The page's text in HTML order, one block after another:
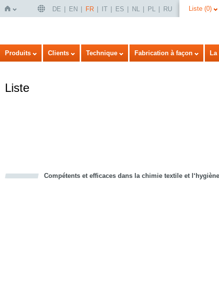
Page
DE EN FR IT ES NL PL RU Liste (0)
Produits Clients Technique Fabrication à façon
Liste
Compétents et efficaces dans la chimie textile et l‘hygiène